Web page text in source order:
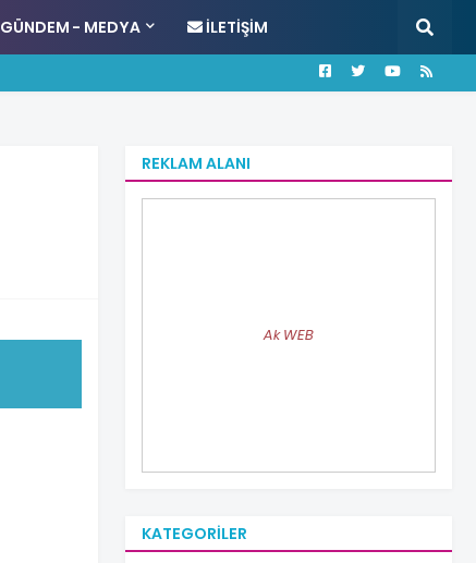
GÜNDEM - MEDYA İLETIŞIM
REKLAM ALANI
Ak WEB
KATEGORILER